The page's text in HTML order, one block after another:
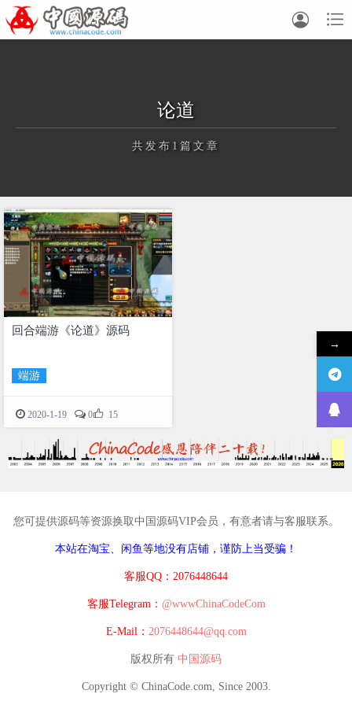


论道
共发布1篇文章
正在为您加载新内容
回合端游《论道》源码
端游
2020-1-19 0 15
您可提供源码等资源换取中国源码VIP会员，有意者请与客服联系。
本站在淘宝、闲鱼等地没有店铺，谨防上当受骗！
客服QQ：2076448644
客服Telegram： @wwwChinaCodeCom
E-Mail： 2076448644@qq.com
版权所有 中国源码
Copyright © ChinaCode.com, Since 2003.
→